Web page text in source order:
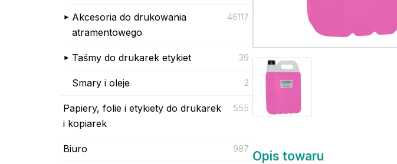
Akcesoria do drukowania
atramentowego
46117
Taśmy do drukarek etykiet 39
Smary i oleje 2
Papiery, folie i etykiety do drukarek
i kopiarek
555
Biuro 987
Opis towaru